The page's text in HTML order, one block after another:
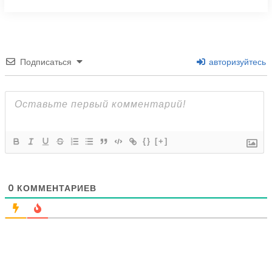
Подписаться авторизуйтесь
{} [+]
0 КОММЕНТАРИЕВ